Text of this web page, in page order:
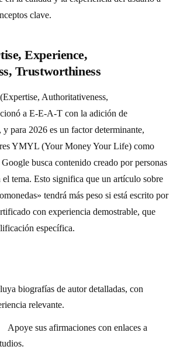
clave.
Experience,
Trustworthiness
Authoritativeness,
a E-E-A-T con la adición de
para 2026 es un factor determinante,
YMYL (Your Money Your Life) como
busca contenido creado por personas
tema. Esto significa que un artículo sobre
tendrá más peso si está escrito por
con experiencia demostrable, que
específica.
biografías de autor detalladas, con
relevante.
Apoye sus afirmaciones con enlaces a